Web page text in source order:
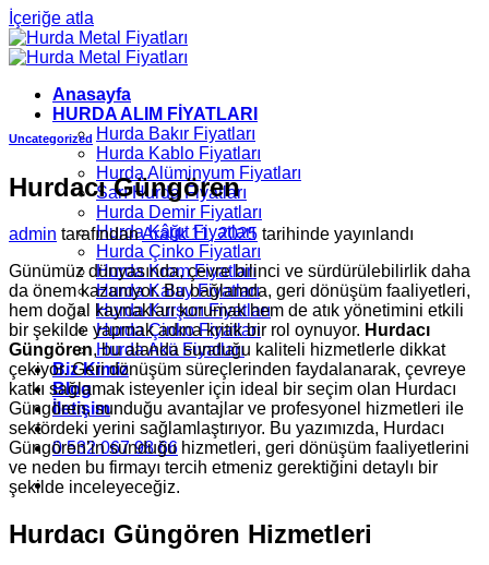
İçeriğe atla
Anasayfa
HURDA ALIM FİYATLARI
Hurda Bakır Fiyatları
Hurda Kablo Fiyatları
Hurda Alüminyum Fiyatları
Sarı Hurda Fiyatları
Hurda Demir Fiyatları
Hurda Kâğıt Fiyatları
Hurda Çinko Fiyatları
Hurda Krom Fiyatları
Hurda Kalay Fiyatları
Hurda Kurşun Fiyatları
Hurda Çinko Fiyatları
Hurda Akü Fiyatları
Biz Kimiz
Blog
İletişim
0 532 067 98 66
Uncategorized
Hurdacı Güngören
admin tarafındanAralık 11, 2025 tarihinde yayınlandı
Günümüz dünyasında, çevre bilinci ve sürdürülebilirlik daha
da önem kazanıyor. Bu bağlamda, geri dönüşüm faaliyetleri,
hem doğal kaynakları korumak hem de atık yönetimini etkili
bir şekilde yapmak adına kritik bir rol oynuyor. Hurdacı
Güngören, bu alanda sunduğu kaliteli hizmetlerle dikkat
çekiyor. Geri dönüşüm süreçlerinden faydalanarak, çevreye
katkı sağlamak isteyenler için ideal bir seçim olan Hurdacı
Güngören, sunduğu avantajlar ve profesyonel hizmetleri ile
sektördeki yerini sağlamlaştırıyor. Bu yazımızda, Hurdacı
Güngören’in sunduğu hizmetleri, geri dönüşüm faaliyetlerini
ve neden bu firmayı tercih etmeniz gerektiğini detaylı bir
şekilde inceleyeceğiz.
Hurdacı Güngören Hizmetleri